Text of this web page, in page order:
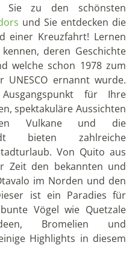
zu den schönsten
und Sie entdecken die
einer Kreuzfahrt! Lernen
deren Geschichte
welche schon 1978 zum
ernannt wurde.
für Ihre
spektakuläre Aussichten
Vulkane und die
bieten zahlreiche
Von Quito aus
Zeit den bekannten und
im Norden und den
ist ein Paradies für
Vögel wie Quetzale
Bromelien und
Highlights in diesem